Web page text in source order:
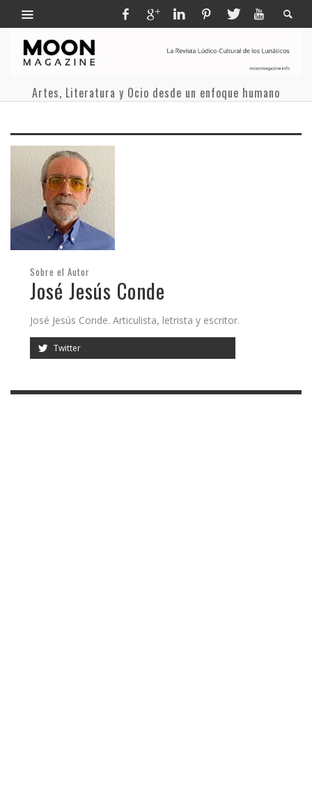
Artes, Literatura y Ocio desde un enfoque humano
Sobre el Autor
José Jesús Conde
José Jesús Conde. Articulista, letrista y escritor.
Twitter